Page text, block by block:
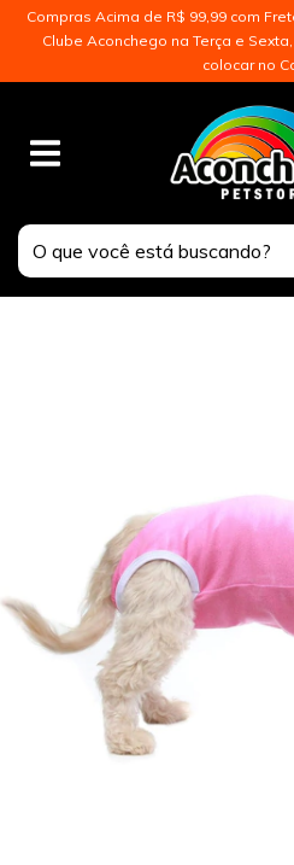
Compras Acima de R$ 99,99 com
Clube Aconchego na Terça e
colocar no